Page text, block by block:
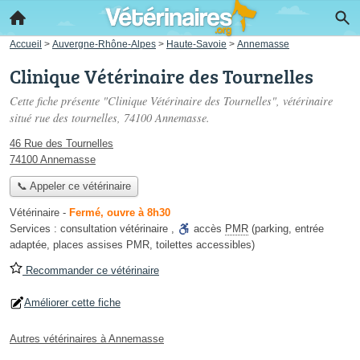
Accueil > Auvergne-Rhône-Alpes > Haute-Savoie > Annemasse
Clinique Vétérinaire des Tournelles
Cette fiche présente "Clinique Vétérinaire des Tournelles", vétérinaire
situé rue des tournelles, 74100 Annemasse.
46 Rue des Tournelles
74100 Annemasse
📞 Appeler ce vétérinaire
Vétérinaire - Fermé, ouvre à 8h30
Services : consultation vétérinaire , accès PMR (parking, entrée
adaptée, places assises PMR, toilettes accessibles)
Recommander ce vétérinaire
Améliorer cette fiche
Autres vétérinaires à Annemasse